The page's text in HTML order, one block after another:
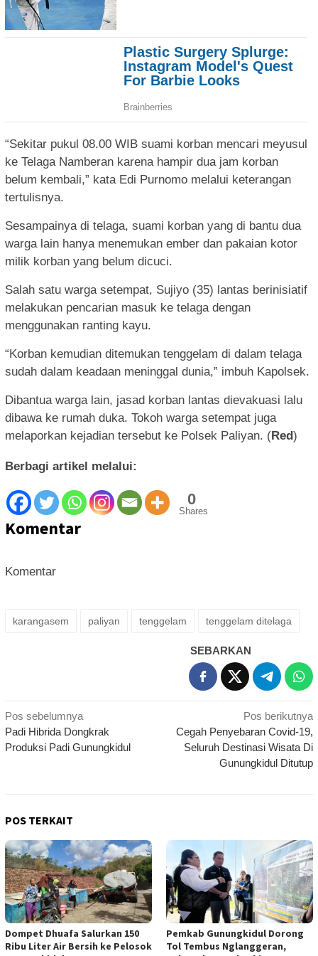
“Sekitar pukul 08.00 WIB suami korban mencari meyusul
ke Telaga Namberan karena hampir dua jam korban
belum kembali,” kata Edi Purnomo melalui keterangan
tertulisnya.
Sesampainya di telaga, suami korban yang di bantu dua
warga lain hanya menemukan ember dan pakaian kotor
milik korban yang belum dicuci.
Salah satu warga setempat, Sujiyo (35) lantas berinisiatif
melakukan pencarian masuk ke telaga dengan
menggunakan ranting kayu.
“Korban kemudian ditemukan tenggelam di dalam telaga
sudah dalam keadaan meninggal dunia,” imbuh Kapolsek.
Dibantua warga lain, jasad korban lantas dievakuasi lalu
dibawa ke rumah duka. Tokoh warga setempat juga
melaporkan kejadian tersebut ke Polsek Paliyan. (Red)
Berbagi artikel melalui:
0
Shares
Komentar
Komentar
karangasem paliyan tenggelam tenggelam ditelaga
SEBARKAN
Navigasi
pos
Pos sebelumnya
Padi Hibrida Dongkrak
Produksi Padi Gunungkidul
Pos berikutnya
Cegah Penyebaran Covid-19,
Seluruh Destinasi Wisata Di
Gunungkidul Ditutup
POS TERKAIT
Dompet Dhuafa Salurkan 150
Ribu Liter Air Bersih ke Pelosok
Pemkab Gunungkidul Dorong
Tol Tembus Nglanggeran,